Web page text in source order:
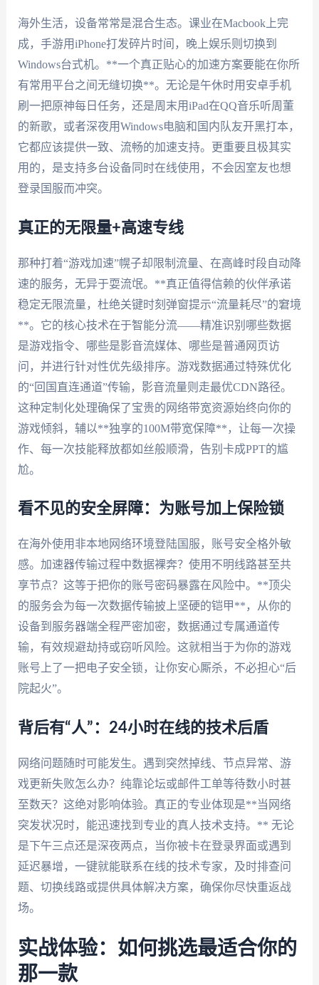
海外生活，设备常常是混合生态。课业在Macbook上完
成，手游用iPhone打发碎片时间，晚上娱乐则切换到
Windows台式机。**一个真正贴心的加速方案要能在你所
有常用平台之间无缝切换**。无论是午休时用安卓手机
刷一把原神每日任务，还是周末用iPad在QQ音乐听周董
的新歌，或者深夜用Windows电脑和国内队友开黑打本，
它都应该提供一致、流畅的加速支持。更重要且极其实
用的，是支持多台设备同时在线使用，不会因室友也想
登录国服而冲突。
真正的无限量+高速专线
那种打着“游戏加速”幌子却限制流量、在高峰时段自动降
速的服务，无异于耍流氓。**真正值得信赖的伙伴承诺
稳定无限流量，杜绝关键时刻弹窗提示“流量耗尽”的窘境
**。它的核心技术在于智能分流——精准识别哪些数据
是游戏指令、哪些是影音流媒体、哪些是普通网页访
问，并进行针对性优先级排序。游戏数据通过特殊优化
的“回国直连通道”传输，影音流量则走最优CDN路径。
这种定制化处理确保了宝贵的网络带宽资源始终向你的
游戏倾斜，辅以**独享的100M带宽保障**，让每一次操
作、每一次技能释放都如丝般顺滑，告别卡成PPT的尴
尬。
看不见的安全屏障：为账号加上保险锁
在海外使用非本地网络环境登陆国服，账号安全格外敏
感。加速器传输过程中数据裸奔？使用不明线路甚至共
享节点？这等于把你的账号密码暴露在风险中。**顶尖
的服务会为每一次数据传输披上坚硬的铠甲**，从你的
设备到服务器端全程严密加密，数据通过专属通道传
输，有效规避劫持或窃听风险。这就相当于为你的游戏
账号上了一把电子安全锁，让你安心厮杀，不必担心“后
院起火”。
背后有“人”：24小时在线的技术后盾
网络问题随时可能发生。遇到突然掉线、节点异常、游
戏更新失败怎么办？纯靠论坛或邮件工单等待数小时甚
至数天？这绝对影响体验。真正的专业体现是**当网络
突发状况时，能迅速找到专业的真人技术支持。** 无论
是下午三点还是深夜两点，当你被卡在登录界面或遇到
延迟暴增，一键就能联系在线的技术专家，及时排查问
题、切换线路或提供具体解决方案，确保你尽快重返战
场。
实战体验：如何挑选最适合你的
那一款